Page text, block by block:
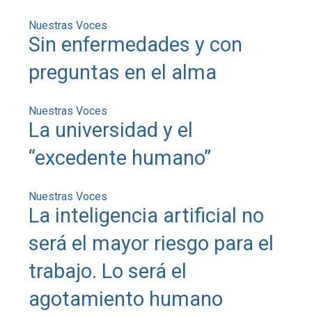
Nuestras Voces
Sin enfermedades y con
preguntas en el alma
Nuestras Voces
La universidad y el
“excedente humano”
Nuestras Voces
La inteligencia artificial no
será el mayor riesgo para el
trabajo. Lo será el
agotamiento humano